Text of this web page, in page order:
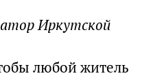
Иркутской
любой житель